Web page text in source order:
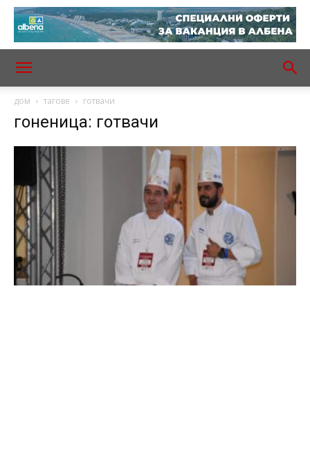
дом тагове готвачи
гоненица: готвачи